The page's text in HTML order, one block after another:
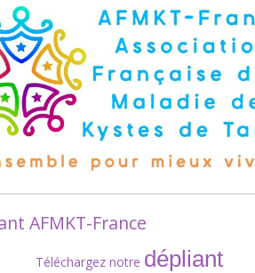
AFMKT-France
Téléchargez notre dépliant